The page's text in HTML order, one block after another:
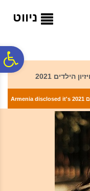
ניווט
ארמניה חשפה את השיר שלה לתחרות אירוויזיון הילדים 2021
ארמניה חשפה את השיר שלה לתחרות אירוויזיון הילדים 2021 Armenia disclosed it's